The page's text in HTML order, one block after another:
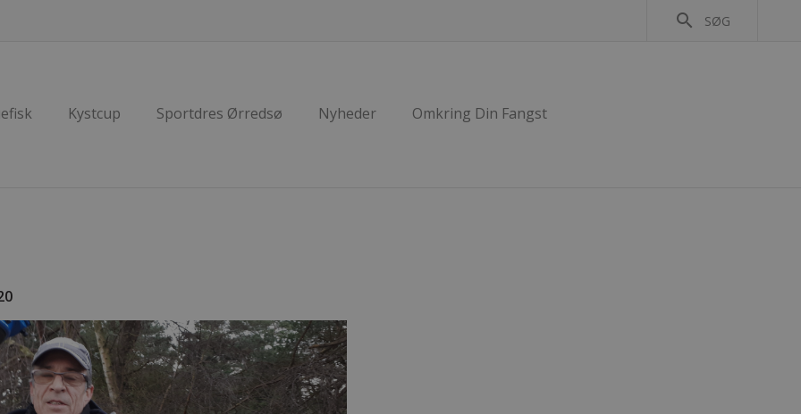
search SØG
Kystcup Sportdres Ørredsø Nyheder Omkring Din Fangst